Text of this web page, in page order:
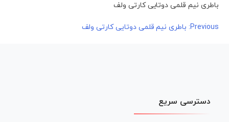
باطری نیم قلمی دوتایی کارتی ولف
راهبری
Previous: باطری نیم قلمی دوتایی کارتی ولف
دسترسی سریع